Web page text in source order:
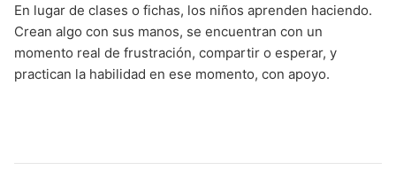
En lugar de clases o fichas, los niños aprenden haciendo.
Crean algo con sus manos, se encuentran con un
momento real de frustración, compartir o esperar, y
practican la habilidad en ese momento, con apoyo.